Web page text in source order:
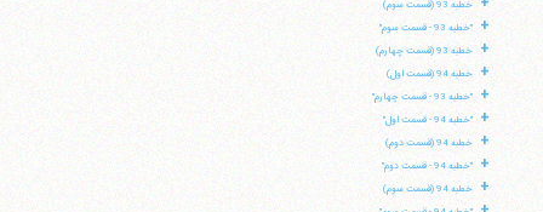
خطبه 93 (قسمت سوم)
+ "خطبه 93 - قسمت سوم"
+ خطبه 93 (قسمت چهارم)
+ خطبه 94 (قسمت اول)
+ "خطبه 93 - قسمت چهارم"
+ "خطبه 94 - قسمت اول"
+ خطبه 94 (قسمت دوم)
+ "خطبه 94 - قسمت دوم"
+ خطبه 94 (قسمت سوم)